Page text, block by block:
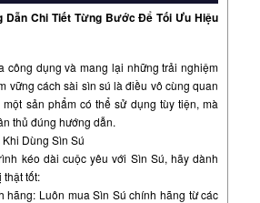
Dẫn Chi Tiết Từng Bước Để Tối Ưu Hiệu
công dụng và mang lại những trải nghiệm
vững cách sài sìn sú là điều vô cùng quan
sản phẩm có thể sử dụng tùy tiện, mà
thủ đúng hướng dẫn.
Dùng Sìn Sú
kéo dài cuộc yêu với Sìn Sú, hãy dành
thật tốt:
hãng: Luôn mua Sìn Sú chính hãng từ các